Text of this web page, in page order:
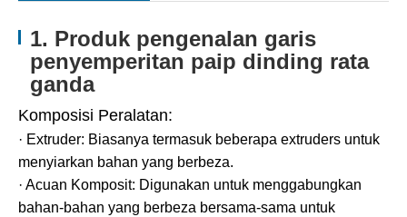
1. Produk pengenalan garis
penyemperitan paip dinding rata
ganda
Komposisi Peralatan:
· Extruder: Biasanya termasuk beberapa extruders untuk
menyiarkan bahan yang berbeza.
· Acuan Komposit: Digunakan untuk menggabungkan
bahan-bahan yang berbeza bersama-sama untuk